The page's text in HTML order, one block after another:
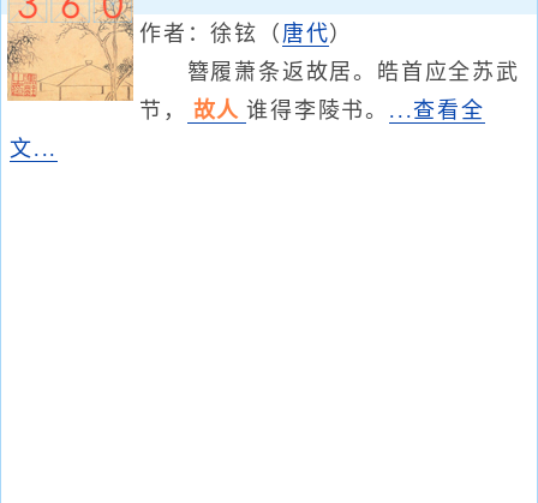
作者：徐铉 （ 唐代）
簪履萧条返故居。皓首应全苏武
节，
故人 谁得李陵书。 ...查看全
文...